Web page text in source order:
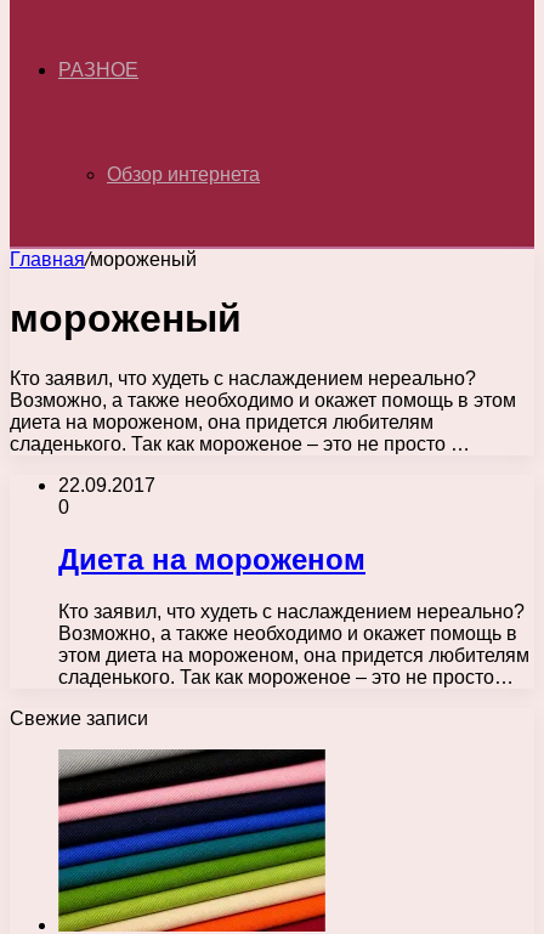
РАЗНОЕ
Обзор интернета
Главная/мороженый
мороженый
Кто заявил, что худеть с наслаждением нереально?
Возможно, а также необходимо и окажет помощь в этом
диета на мороженом, она придется любителям
сладенького. Так как мороженое – это не просто …
22.09.2017
0
Диета на мороженом
Кто заявил, что худеть с наслаждением нереально?
Возможно, а также необходимо и окажет помощь в
этом диета на мороженом, она придется любителям
сладенького. Так как мороженое – это не просто…
Свежие записи